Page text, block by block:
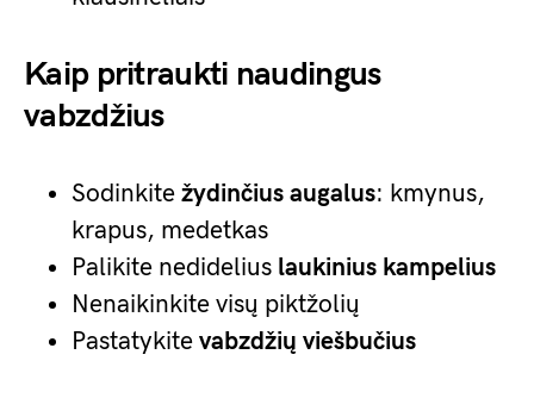
Kaip pritraukti naudingus
vabzdžius
Sodinkite žydinčius augalus: kmynus,
krapus, medetkas
Palikite nedidelius laukinius kampelius
Nenaikinkite visų piktžolių
Pastatykite vabzdžių viešbučius